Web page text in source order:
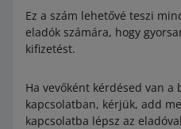
Ez a szám lehetővé teszi
eladók számára, hogy
kifizetést.
Ha vevőként kérdésed van a
kapcsolatban, kérjük, add
kapcsolatba lépsz az